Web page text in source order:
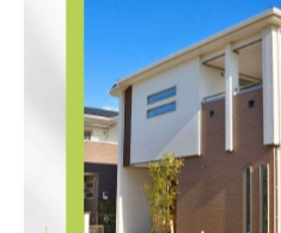
不動産投資事業計画書テンプ
書作成の効率化と精度向上が
な項目が網羅されており、抜
るからです。例えば、収支計
体系的に整理できるため、金
頼性が高まります。結論とし
収益を目指すうえでの基礎固め